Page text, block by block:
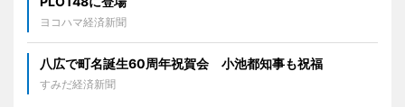
ヨコハマ経済新聞
八広で町名誕生60周年祝賀会 小池都知事も祝福
すみだ経済新聞